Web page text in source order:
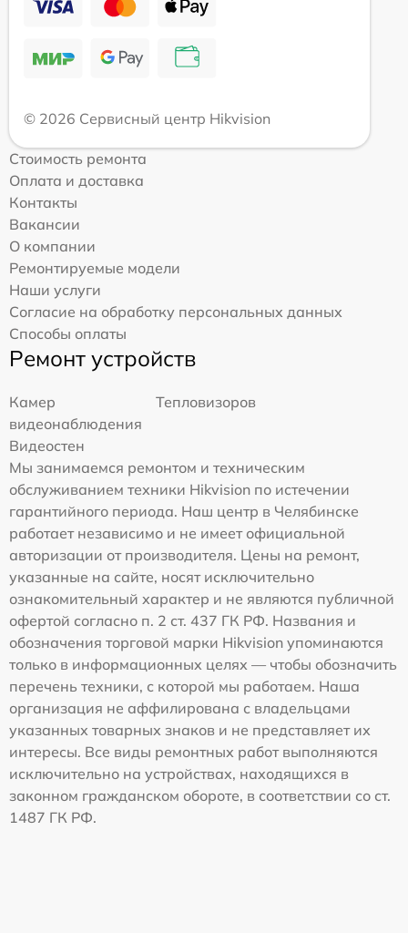
© 2026 Сервисный центр Hikvision
Стоимость ремонта
Оплата и доставка
Контакты
Вакансии
О компании
Ремонтируемые модели
Наши услуги
Согласие на обработку персональных данных
Способы оплаты
Ремонт устройств
Камер
видеонаблюдения
Тепловизоров
Видеостен
Мы занимаемся ремонтом и техническим
обслуживанием техники Hikvision по истечении
гарантийного периода. Наш центр в Челябинске
работает независимо и не имеет официальной
авторизации от производителя. Цены на ремонт,
указанные на сайте, носят исключительно
ознакомительный характер и не являются публичной
офертой согласно п. 2 ст. 437 ГК РФ. Названия и
обозначения торговой марки Hikvision упоминаются
только в информационных целях — чтобы обозначить
перечень техники, с которой мы работаем. Наша
организация не аффилирована с владельцами
указанных товарных знаков и не представляет их
интересы. Все виды ремонтных работ выполняются
исключительно на устройствах, находящихся в
законном гражданском обороте, в соответствии со ст.
1487 ГК РФ.